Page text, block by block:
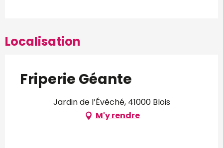
Localisation
Friperie Géante
Jardin de l’Évêché, 41000 Blois
M'y rendre